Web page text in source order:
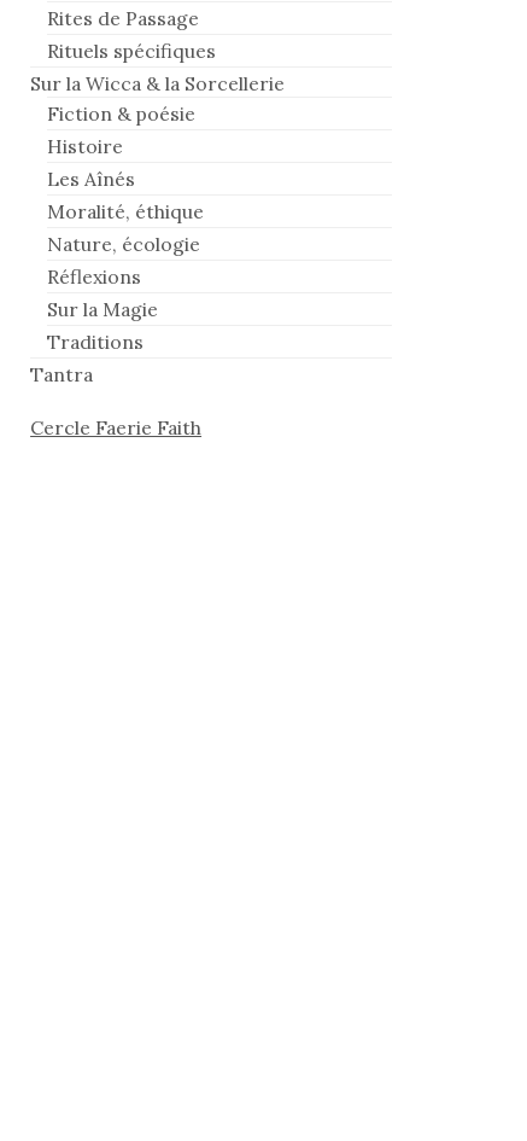
Rites de Passage
Rituels spécifiques
Sur la Wicca & la Sorcellerie
Fiction & poésie
Histoire
Les Aînés
Moralité, éthique
Nature, écologie
Réflexions
Sur la Magie
Traditions
Tantra
Cercle Faerie Faith